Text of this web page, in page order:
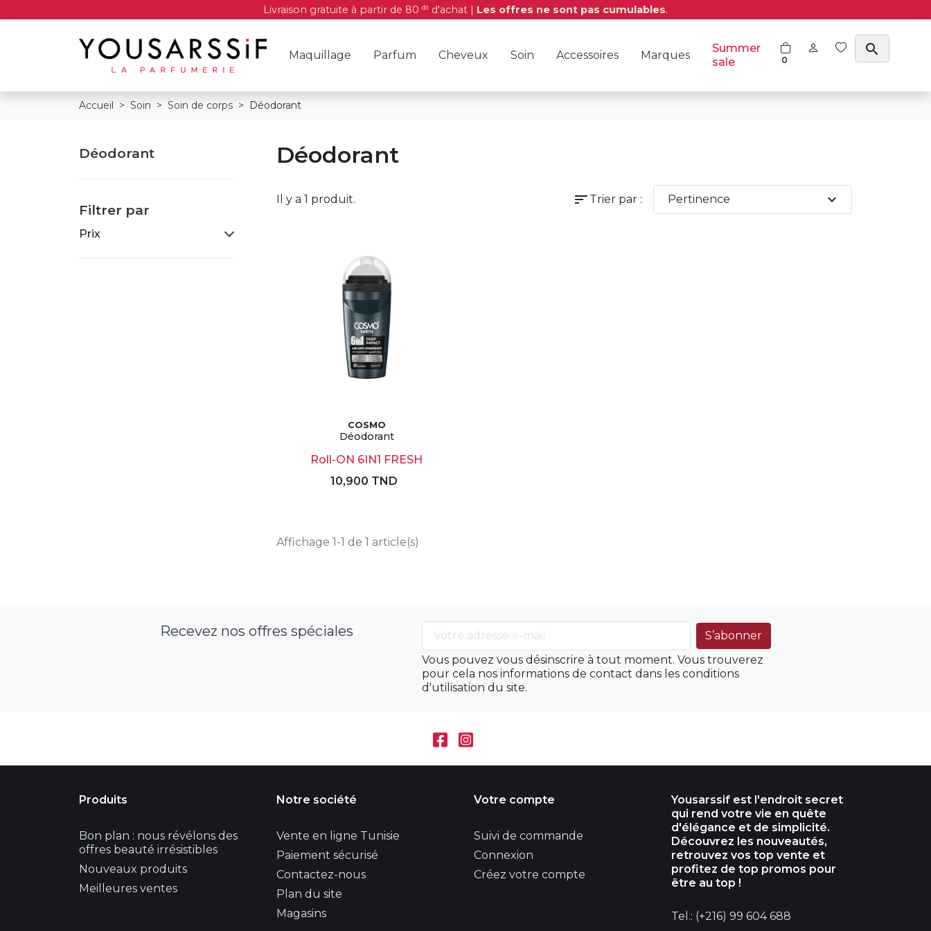
Livraison gratuite à partir de 80 dt d'achat | Les offres ne sont pas cumulables.
Maquillage Parfum Cheveux Soin Accessoires Marques
Summer
sale
0
search
Accueil Soin Soin de corps Déodorant
Déodorant
Filtrer par
Prix
Déodorant
Il y a 1 produit. sort Trier par : Pertinence expand_more
COSMO
Déodorant
Roll-ON 6IN1 FRESH
10,900 TND
Affichage 1-1 de 1 article(s)
Recevez nos offres spéciales
Vous pouvez vous désinscrire à tout moment. Vous trouverez
pour cela nos informations de contact dans les conditions
d'utilisation du site.
Produits
Bon plan : nous révélons des
offres beauté irrésistibles
Nouveaux produits
Meilleures ventes
Notre société
Vente en ligne Tunisie
Paiement sécurisé
Contactez-nous
Plan du site
Magasins
Votre compte
Suivi de commande
Connexion
Créez votre compte
Yousarssif est l'endroit secret
qui rend votre vie en quête
d'élégance et de simplicité.
Découvrez les nouveautés,
retrouvez vos top vente et
profitez de top promos pour
être au top !
Tel.: (+216) 99 604 688